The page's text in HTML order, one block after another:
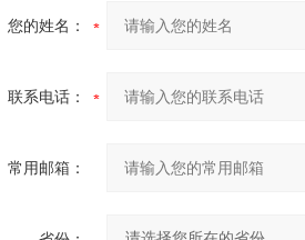
您的姓名：
联系电话：
常用邮箱：